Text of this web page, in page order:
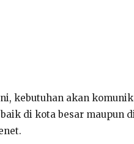
kebutuhan akan
di kota besar maupun